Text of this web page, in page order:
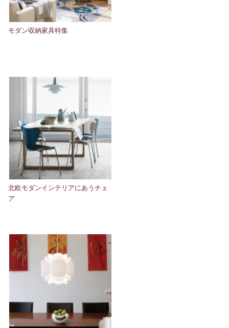
モダン収納家具特集
北欧モダンインテリアにあうチェ
ア